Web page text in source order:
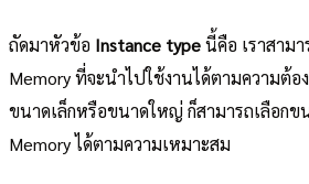
ถัดมาหัวข้อ Instance typeนี้คือ เราสามา
Memory ที่จะนำไปใช้งานได้ตามความต้อ
ขนาดเล็กหรือขนาดใหญ่ ก็สามารถเลือกข
Memory ได้ตามความเหมาะสม